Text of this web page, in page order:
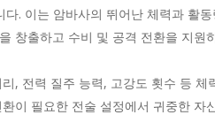
다. 이는 암바사의 뛰어난 체력과 활
창출하고 수비 및 공격 전환을 지
, 전력 질주 능력, 고강도 횟수 등
이 필요한 전술 설정에서 귀중한